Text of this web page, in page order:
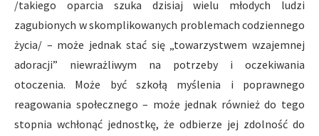
/takiego oparcia szuka dzisiaj wielu młodych ludzi
zagubionych w skomplikowanych problemach codziennego
życia/ – może jednak stać się „towarzystwem wzajemnej
adoracji” niewrażliwym na potrzeby i oczekiwania
otoczenia. Może być szkołą myślenia i poprawnego
reagowania społecznego – może jednak również do tego
stopnia wchłonąć jednostkę, że odbierze jej zdolność do